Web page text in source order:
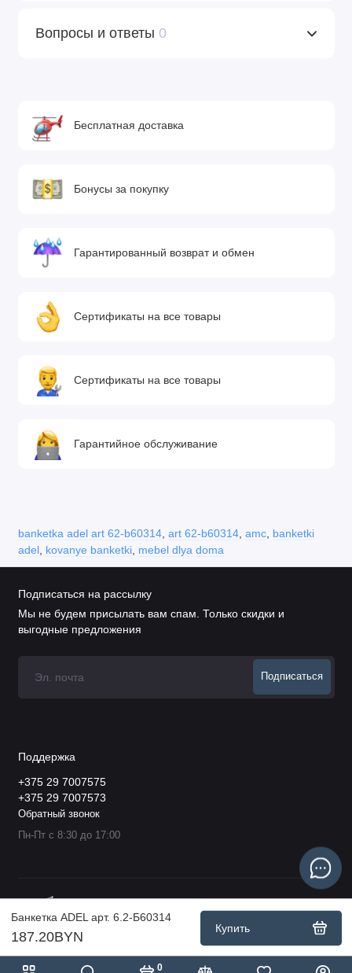
0
Банкетка ADEL арт. 6.2-Б60314
187.20BYN
Купить
Вопросы и ответы 0
Бесплатная доставка
Бонусы за покупку
Гарантированный возврат и обмен
Сертификаты на все товары
Сертификаты на все товары
Гарантийное обслуживание
banketka adel art 62-b60314, art 62-b60314, amc, banketki
adel, kovanye banketki, mebel dlya doma
Подписаться на рассылку
Мы не будем присылать вам спам. Только скидки и
выгодные предложения
Подписаться
Поддержка
+375 29 7007575
+375 29 7007573
Обратный звонок
Пн-Пт с 8:30 до 17:00